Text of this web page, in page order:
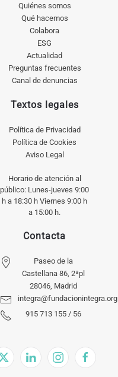
Quiénes somos
Qué hacemos
Colabora
ESG
Actualidad
Preguntas frecuentes
Canal de denuncias
Textos legales
Política de Privacidad
Política de Cookies
Aviso Legal
Horario de atención al
público: Lunes-jueves 9:00
h a 18:30 h Viernes 9:00 h
a 15:00 h.
Contacta
Paseo de la
Castellana 86, 2ªpl
28046, Madrid
integra@fundacionintegra.org
915 713 155 / 56